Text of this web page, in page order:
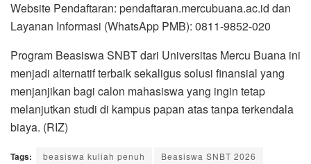
Website Pendaftaran: pendaftaran.mercubuana.ac.id dan
Layanan Informasi (WhatsApp PMB): 0811-9852-020
Program Beasiswa SNBT dari Universitas Mercu Buana ini
menjadi alternatif terbaik sekaligus solusi finansial yang
menjanjikan bagi calon mahasiswa yang ingin tetap
melanjutkan studi di kampus papan atas tanpa terkendala
biaya. (RIZ)
Tags: beasiswa kuliah penuh
Beasiswa SNBT 2026